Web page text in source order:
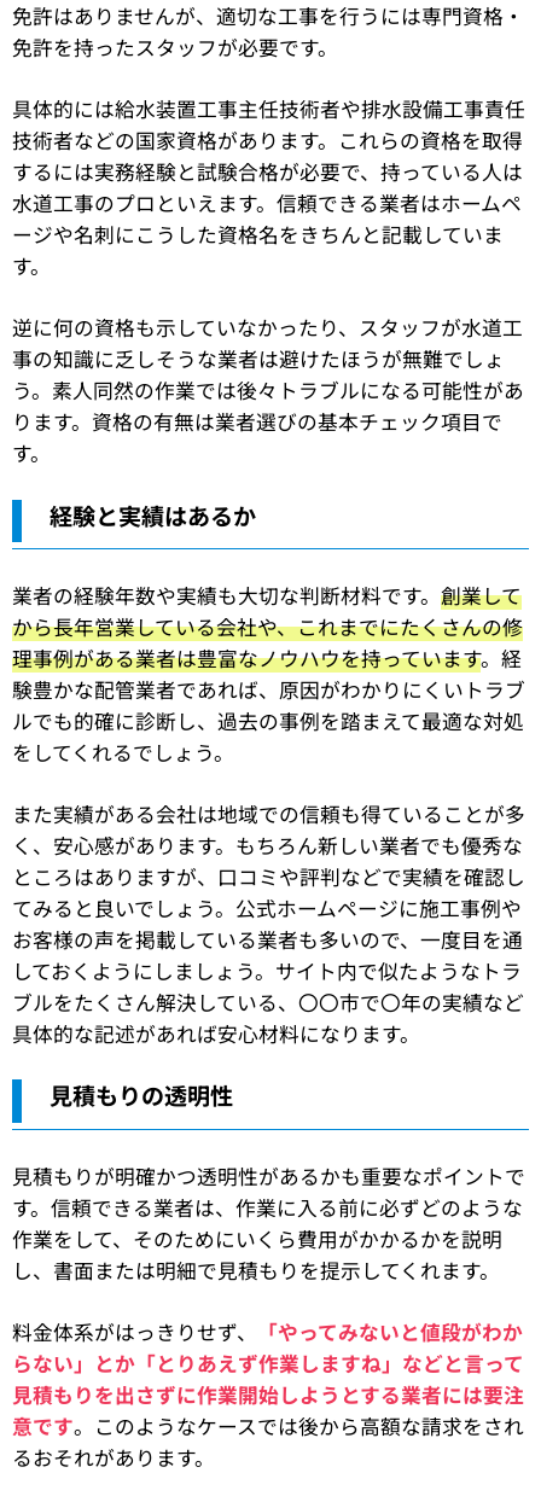
免許はありませんが、適切な工事を行うには専門資格・
免許を持ったスタッフが必要です。
具体的には給水装置工事主任技術者や排水設備工事責任
技術者などの国家資格があります。これらの資格を取得
するには実務経験と試験合格が必要で、持っている人は
水道工事のプロといえます。信頼できる業者はホームペ
ージや名刺にこうした資格名をきちんと記載していま
す。
逆に何の資格も示していなかったり、スタッフが水道工
事の知識に乏しそうな業者は避けたほうが無難でしょ
う。素人同然の作業では後々トラブルになる可能性があ
ります。資格の有無は業者選びの基本チェック項目で
す。
経験と実績はあるか
業者の経験年数や実績も大切な判断材料です。 創業して
から長年営業している会社や、これまでにたくさんの修
理事例がある業者は豊富なノウハウを持っています。経
験豊かな配管業者であれば、原因がわかりにくいトラブ
ルでも的確に診断し、過去の事例を踏まえて最適な対処
をしてくれるでしょう。
また実績がある会社は地域での信頼も得ていることが多
く、安心感があります。もちろん新しい業者でも優秀な
ところはありますが、口コミや評判などで実績を確認し
てみると良いでしょう。公式ホームページに施工事例や
お客様の声を掲載している業者も多いので、一度目を通
しておくようにしましょう。サイト内で似たようなトラ
ブルをたくさん解決している、〇〇市で〇年の実績など
具体的な記述があれば安心材料になります。
見積もりの透明性
見積もりが明確かつ透明性があるかも重要なポイントで
す。信頼できる業者は、作業に入る前に必ずどのような
作業をして、そのためにいくら費用がかかるかを説明
し、書面または明細で見積もりを提示してくれます。
料金体系がはっきりせず、
「やってみないと値段がわか
らない」とか「とりあえず作業しますね」などと言って
見積もりを出さずに作業開始しようとする業者には要注
意です。このようなケースでは後から高額な請求をされ
るおそれがあります。